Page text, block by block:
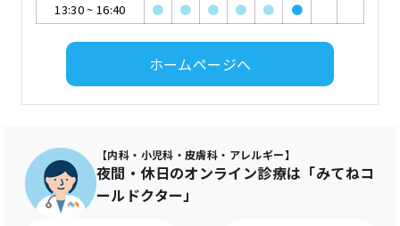
13:30~ 16:40 ● ● ● ● ● ●
ホームページへ
【内科・小児科・皮膚科・アレルギー】
夜間・休日のオンライン診療は「みてねコ
ールドクター」